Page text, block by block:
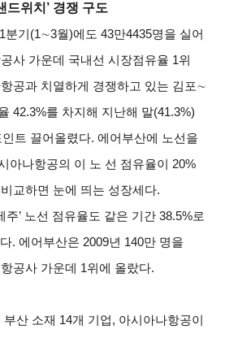
드위치’ 경쟁 구도
분기(1∼3월)에도 43만4435명을 실어
사 가운데 국내선 시장점유율 1위
공과 치열하게 경쟁하고 있는 김포∼
42.3%를 차지해 지난해 말(41.3%)
트 끌어올렸다. 에어부산에 노선을
아나항공의 이 노 선 점유율이 20%
교하면 눈에 띄는 성장세다.
주’ 노선 점유율도 같은 기간 38.5%로
. 에어부산은 2009년 140만 명을
공사 가운데 1위에 올랐다.
산 소재 14개 기업, 아시아나항공이